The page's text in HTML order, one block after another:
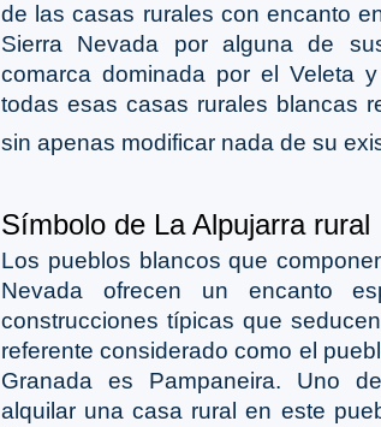
de las casas rurales con encanto
Sierra Nevada por alguna de
comarca dominada por el Veleta
todas esas casas rurales blancas
sin apenas modificar nada de su
Símbolo de La Alpujarra rural
Los pueblos blancos que
Nevada ofrecen un encanto
construcciones típicas que
referente considerado como el
Granada es Pampaneira. Uno
alquilar una casa rural en este